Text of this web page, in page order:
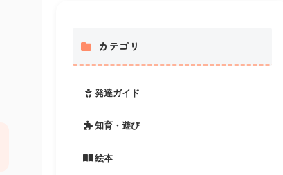
カテゴリ
発達ガイド
知育・遊び
絵本